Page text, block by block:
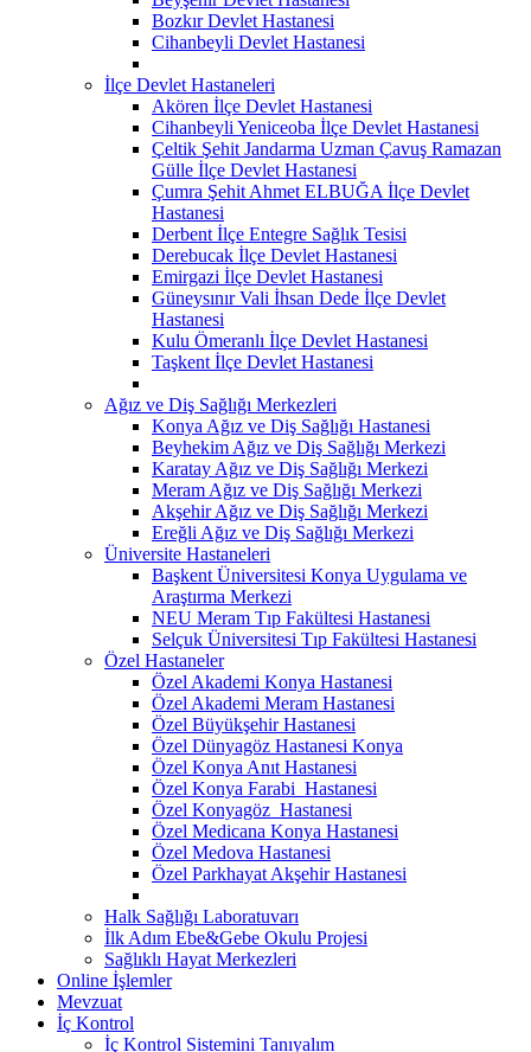
Bozkır Devlet Hastanesi
Cihanbeyli Devlet Hastanesi
İlçe Devlet Hastaneleri
Akören İlçe Devlet Hastanesi
Cihanbeyli Yeniceoba İlçe Devlet Hastanesi
Çeltik Şehit Jandarma Uzman Çavuş Ramazan
Gülle İlçe Devlet Hastanesi
Çumra Şehit Ahmet ELBUĞA İlçe Devlet
Hastanesi
Derbent İlçe Entegre Sağlık Tesisi
Derebucak İlçe Devlet Hastanesi
Emirgazi İlçe Devlet Hastanesi
Güneysınır Vali İhsan Dede İlçe Devlet
Hastanesi
Kulu Ömeranlı İlçe Devlet Hastanesi
Taşkent İlçe Devlet Hastanesi
Ağız ve Diş Sağlığı Merkezleri
Konya Ağız ve Diş Sağlığı Hastanesi
Beyhekim Ağız ve Diş Sağlığı Merkezi
Karatay Ağız ve Diş Sağlığı Merkezi
Meram Ağız ve Diş Sağlığı Merkezi
Akşehir Ağız ve Diş Sağlığı Merkezi
Ereğli Ağız ve Diş Sağlığı Merkezi
Üniversite Hastaneleri
Başkent Üniversitesi Konya Uygulama ve
Araştırma Merkezi
NEU Meram Tıp Fakültesi Hastanesi
Selçuk Üniversitesi Tıp Fakültesi Hastanesi
Özel Hastaneler
Özel Akademi Konya Hastanesi
Özel Akademi Meram Hastanesi
Özel Büyükşehir Hastanesi
Özel Dünyagöz Hastanesi Konya
Özel Konya Anıt Hastanesi
Özel Konya Farabi Hastanesi
Özel Konyagöz Hastanesi
Özel Medicana Konya Hastanesi
Özel Medova Hastanesi
Özel Parkhayat Akşehir Hastanesi
Halk Sağlığı Laboratuvarı
İlk Adım Ebe&Gebe Okulu Projesi
Sağlıklı Hayat Merkezleri
Online İşlemler
Mevzuat
İç Kontrol
İç Kontrol Sistemini Tanıyalım